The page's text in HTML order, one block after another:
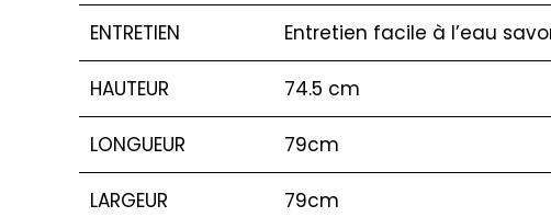
ENTRETIEN Entretien facile à l’eau
HAUTEUR 74.5 cm
LONGUEUR 79cm
LARGEUR 79cm